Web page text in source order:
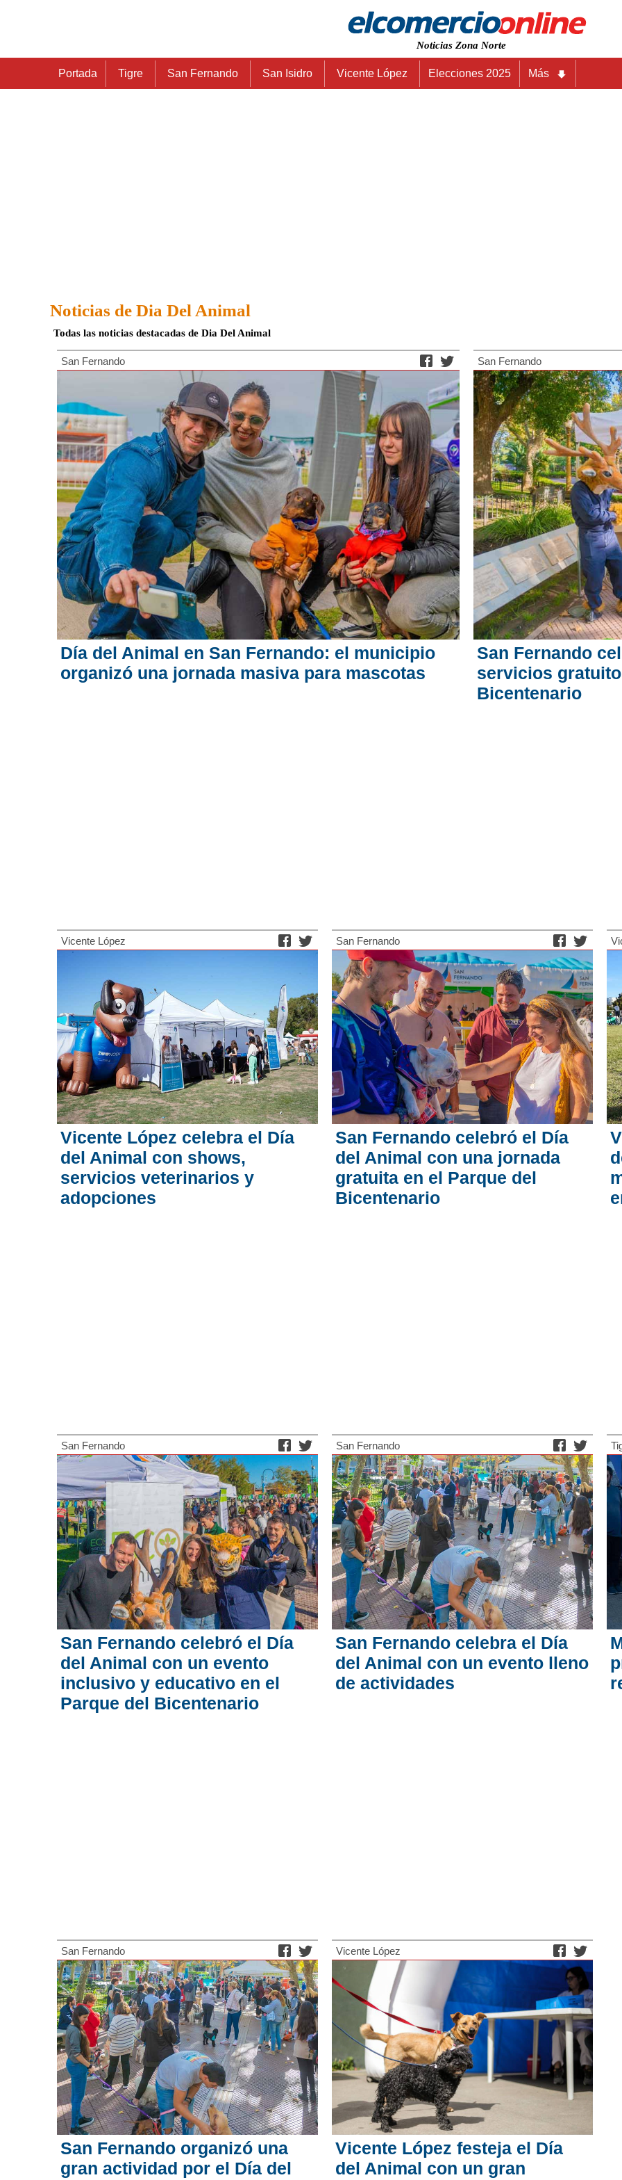
Noticias Zona Norte
Portada Tigre San Fernando San Isidro Vicente López Elecciones 2025 Más
Noticias de Dia Del Animal
Todas las noticias destacadas de Dia Del Animal
San Fernando
Día del Animal en San Fernando: el municipio
organizó una jornada masiva para mascotas
San Fernando
San Fernando
servicios
Bicentenario
Vicente López
Vicente López celebra el Día
del Animal con shows,
servicios veterinarios y
adopciones
San Fernando
San Fernando celebró el Día
del Animal con una jornada
gratuita en el Parque del
Bicentenario
San Fernando
San Fernando celebró el Día
del Animal con un evento
inclusivo y educativo en el
Parque del Bicentenario
San Fernando
San Fernando celebra el Día
del Animal con un evento lleno
de actividades
San Fernando
San Fernando organizó una
gran actividad por el Día del
Vicente López
Vicente López festeja el Día
del Animal con un gran